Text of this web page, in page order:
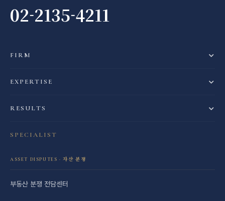
02-2135-4211
FIRM
EXPERTISE
RESULTS
SPECIALIST
ASSET DISPUTES · 자산 분쟁
부동산 분쟁 전담센터